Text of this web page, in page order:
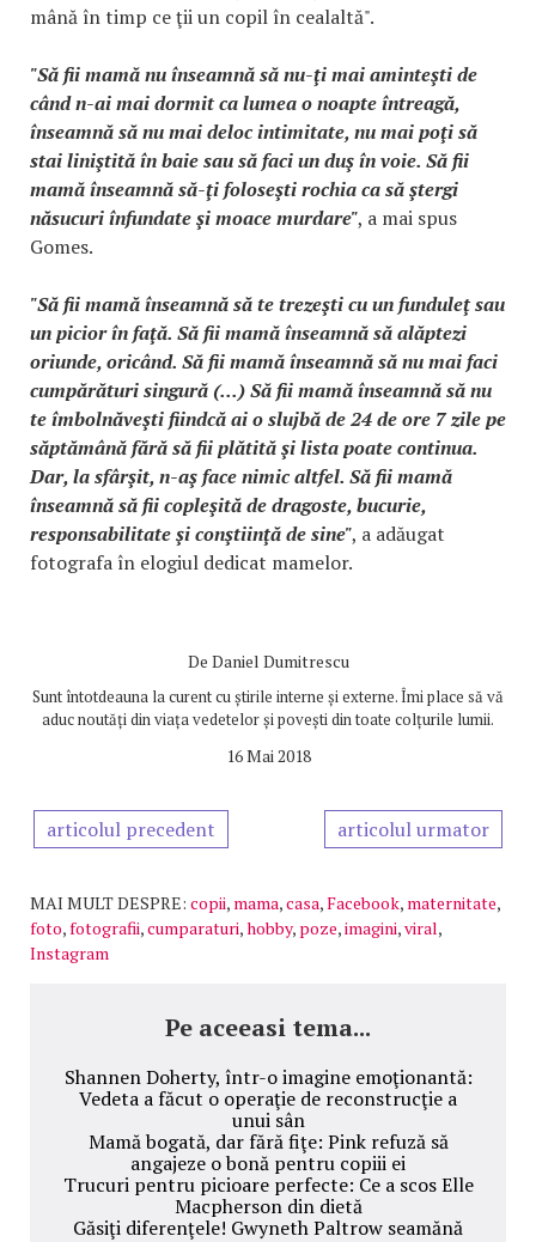
mână în timp ce ţii un copil în cealaltă".
"Să fii mamă nu înseamnă să nu-ţi mai aminteşti de
când n-ai mai dormit ca lumea o noapte întreagă,
înseamnă să nu mai deloc intimitate, nu mai poţi să
stai liniştită în baie sau să faci un duş în voie. Să fii
mamă înseamnă să-ţi foloseşti rochia ca să ştergi
năsucuri înfundate şi moace murdare", a mai spus
Gomes.
"Să fii mamă înseamnă să te trezeşti cu un funduleţ sau
un picior în faţă. Să fii mamă înseamnă să alăptezi
oriunde, oricând. Să fii mamă înseamnă să nu mai faci
cumpărături singură (...) Să fii mamă înseamnă să nu
te îmbolnăveşti fiindcă ai o slujbă de 24 de ore 7 zile pe
săptămână fără să fii plătită şi lista poate continua.
Dar, la sfârşit, n-aş face nimic altfel. Să fii mamă
înseamnă să fii copleşită de dragoste, bucurie,
responsabilitate şi conştiinţă de sine", a adăugat
fotografa în elogiul dedicat mamelor.
De Daniel Dumitrescu
Sunt întotdeauna la curent cu știrile interne și externe. Îmi place să vă
aduc noutăți din viața vedetelor și povești din toate colțurile lumii.
16 Mai 2018
articolul precedent articolul urmator
MAI MULT DESPRE: copii, mama,casa,Facebook, maternitate,
foto,fotografii,cumparaturi,hobby, poze,imagini,viral,
Instagram
Pe aceeasi tema...
Shannen Doherty, într-o imagine emoţionantă:
Vedeta a făcut o operaţie de reconstrucţie a
unui sân
Mamă bogată, dar fără fiţe: Pink refuză să
angajeze o bonă pentru copiii ei
Trucuri pentru picioare perfecte: Ce a scos Elle
Macpherson din dietă
Găsiţi diferenţele! Gwyneth Paltrow seamănă